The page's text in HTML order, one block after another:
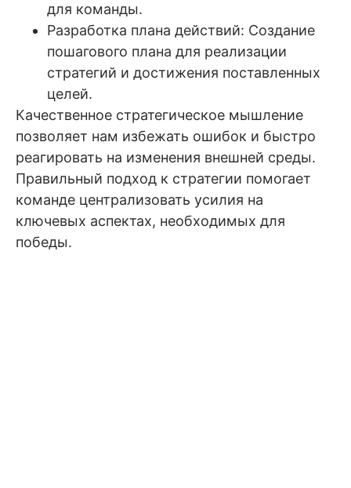
для команды.
Разработка плана действий: Создание
пошагового плана для реализации
стратегий и достижения поставленных
целей.
Качественное стратегическое мышление
позволяет нам избежать ошибок и быстро
реагировать на изменения внешней среды.
Правильный подход к стратегии помогает
команде централизовать усилия на
ключевых аспектах, необходимых для
победы.